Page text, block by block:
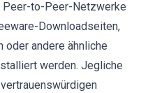
Peer-to-Peer-Netzwerke
Downloadseiten,
andere ähnliche
werden. Jegliche